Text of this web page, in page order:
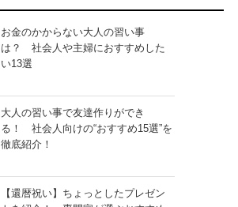
お金のかからない大人の習い事
は？ 社会人や主婦におすすめした
い13選
大人の習い事で友達作りができ
る！ 社会人向けの“おすすめ15選”を
徹底紹介！
【還暦祝い】ちょっとしたプレゼン